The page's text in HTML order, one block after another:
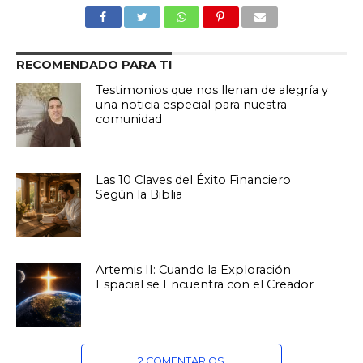
RECOMENDADO PARA TI
Testimonios que nos llenan de alegría y
una noticia especial para nuestra
comunidad
Las 10 Claves del Éxito Financiero
Según la Biblia
Artemis II: Cuando la Exploración
Espacial se Encuentra con el Creador